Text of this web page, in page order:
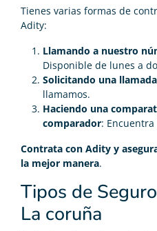
Tienes varias formas de
Adity:
Llamando a nuestro
Disponible de lunes a
Solicitando una llamada
llamamos.
Haciendo una
comparador:
Contrata con Adity y
la mejor manera.
Tipos de
La coruña